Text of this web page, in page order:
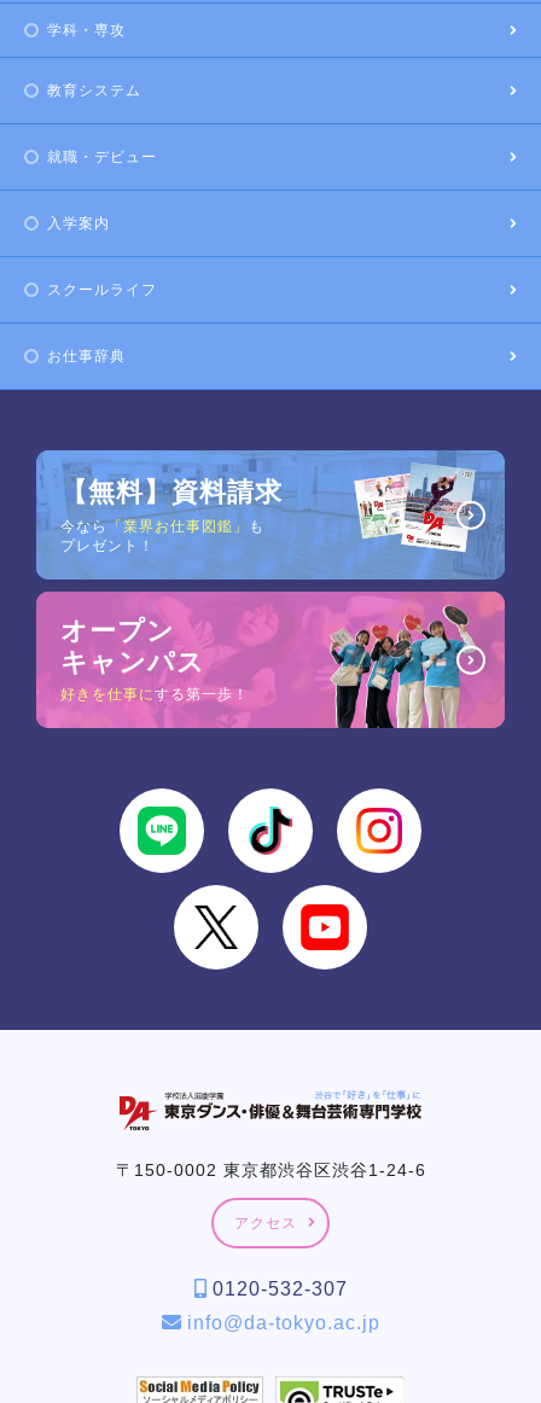
学科・専攻
教育システム
就職・デビュー
入学案内
スクールライフ
お仕事辞典
【無料】資料請求
今なら「業界お仕事図鑑」
も
プレゼント！
オープン
キャンパス
好きを仕事にする第一歩！
〒150-0002 東京都渋谷区渋谷1-24-6
アクセス
0120-532-307
info@da-tokyo.ac.jp